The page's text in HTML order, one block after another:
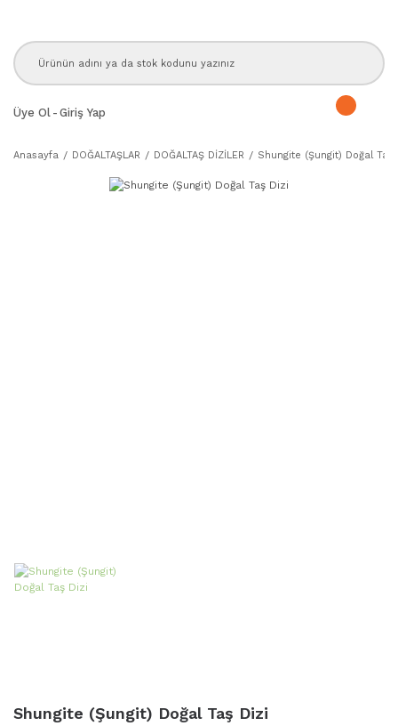
Üye Ol - Giriş Yap
Anasayfa DOĞALTAŞLAR DOĞALTAŞ DİZİLER Shungite (Şungit) Doğal Taş
Shungite (Şungit) Doğal Taş Dizi